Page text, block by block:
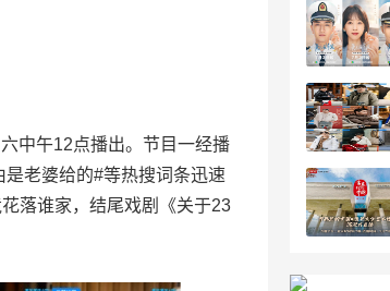
中午12点播出。节目一经播
老婆给的#等热搜词条迅速
落谁家，结尾戏剧《关于23